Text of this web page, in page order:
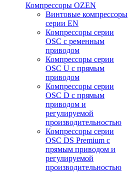
Компрессоры OZEN
Винтовые компрессоры
серии EN
Компрессоры серии
OSC с ременным
приводом
Компрессоры серии
OSC U с прямым
приводом
Компрессоры серии
OSC D с прямым
приводом и
регулируемой
производительностью
Компрессоры серии
OSC DS Premium с
прямым приводом и
регулируемой
производительностью